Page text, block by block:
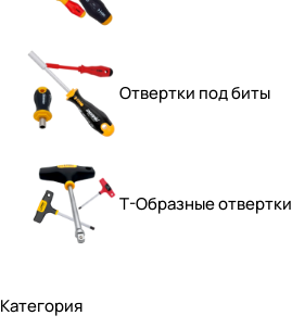
Отвертки под биты
Т-Образные отвертки
Категория